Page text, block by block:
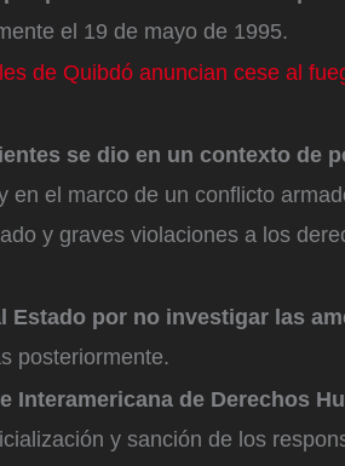
el 19 de mayo de 1995.
de Quibdó anuncian cese al
se dio en un contexto de
en el marco de un conflicto
y graves violaciones a los
Estado por no investigar las
posteriormente.
Interamericana de Derechos
y sanción de los